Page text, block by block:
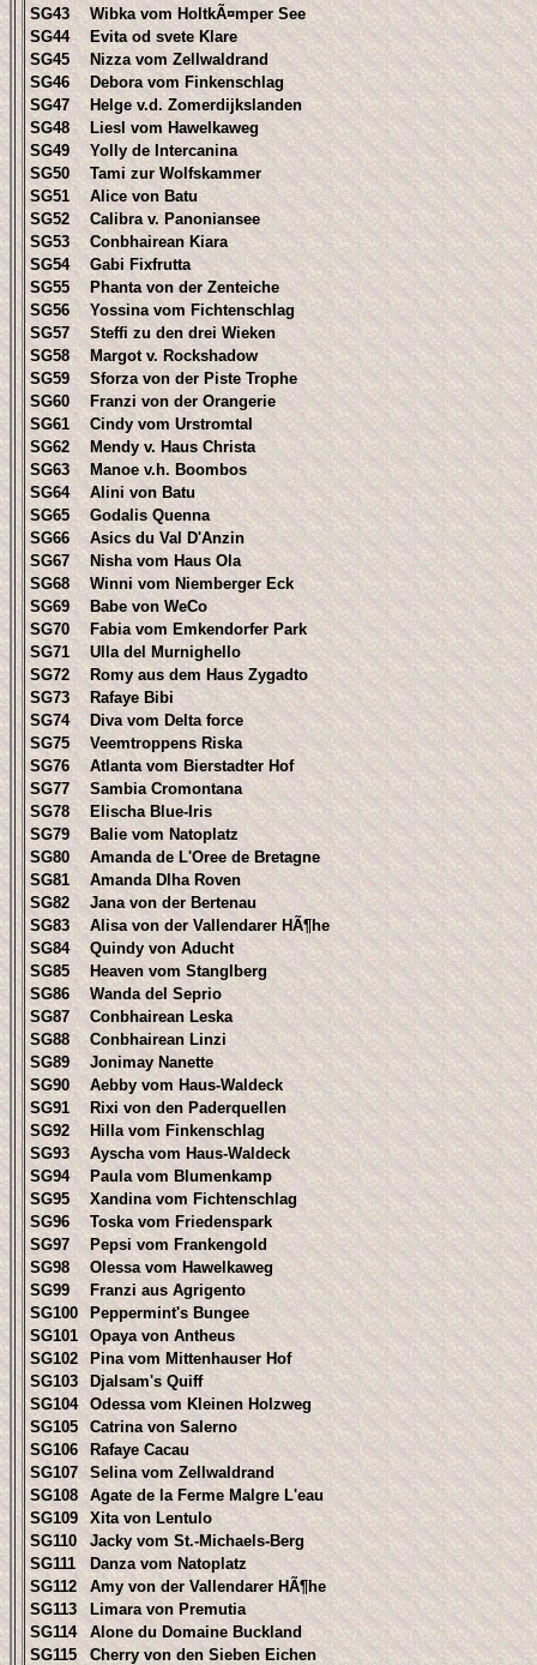
SG43
Wibka vom HoltkÃ¤mper See
SG44
Evita od svete Klare
SG45
Nizza vom Zellwaldrand
SG46
Debora vom Finkenschlag
SG47
Helge v.d. Zomerdijkslanden
SG48
Liesl vom Hawelkaweg
SG49
Yolly de Intercanina
SG50
Tami zur Wolfskammer
SG51
Alice von Batu
SG52
Calibra v. Panoniansee
SG53
Conbhairean Kiara
SG54
Gabi Fixfrutta
SG55
Phanta von der Zenteiche
SG56
Yossina vom Fichtenschlag
SG57
Steffi zu den drei Wieken
SG58
Margot v. Rockshadow
SG59
Sforza von der Piste Trophe
SG60
Franzi von der Orangerie
SG61
Cindy vom Urstromtal
SG62
Mendy v. Haus Christa
SG63
Manoe v.h. Boombos
SG64
Alini von Batu
SG65
Godalis Quenna
SG66
Asics du Val D'Anzin
SG67
Nisha vom Haus Ola
SG68
Winni vom Niemberger Eck
SG69
Babe von WeCo
SG70
Fabia vom Emkendorfer Park
SG71
Ulla del Murnighello
SG72
Romy aus dem Haus Zygadto
SG73
Rafaye Bibi
SG74
Diva vom Delta force
SG75
Veemtroppens Riska
SG76
Atlanta vom Bierstadter Hof
SG77
Sambia Cromontana
SG78
Elischa Blue-Iris
SG79
Balie vom Natoplatz
SG80
Amanda de L'Oree de Bretagne
SG81
Amanda Dlha Roven
SG82
Jana von der Bertenau
SG83
Alisa von der Vallendarer HÃ¶he
SG84
Quindy von Aducht
SG85
Heaven vom Stanglberg
SG86
Wanda del Seprio
SG87
Conbhairean Leska
SG88
Conbhairean Linzi
SG89
Jonimay Nanette
SG90
Aebby vom Haus-Waldeck
SG91
Rixi von den Paderquellen
SG92
Hilla vom Finkenschlag
SG93
Ayscha vom Haus-Waldeck
SG94
Paula vom Blumenkamp
SG95
Xandina vom Fichtenschlag
SG96
Toska vom Friedenspark
SG97
Pepsi vom Frankengold
SG98
Olessa vom Hawelkaweg
SG99
Franzi aus Agrigento
SG100
Peppermint's Bungee
SG101
Opaya von Antheus
SG102
Pina vom Mittenhauser Hof
SG103
Djalsam's Quiff
SG104
Odessa vom Kleinen Holzweg
SG105
Catrina von Salerno
SG106
Rafaye Cacau
SG107
Selina vom Zellwaldrand
SG108
Agate de la Ferme Malgre L'eau
SG109
Xita von Lentulo
SG110
Jacky vom St.-Michaels-Berg
SG111
Danza vom Natoplatz
SG112
Amy von der Vallendarer HÃ¶he
SG113
Limara von Premutia
SG114
Alone du Domaine Buckland
SG115
Cherry von den Sieben Eichen